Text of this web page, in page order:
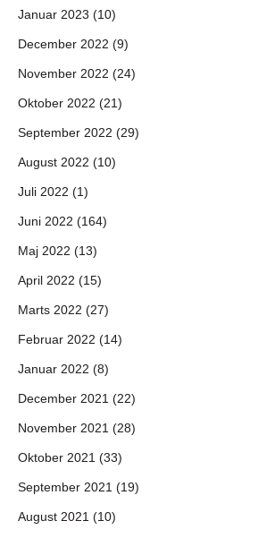
Januar 2023 (10)
December 2022 (9)
November 2022 (24)
Oktober 2022 (21)
September 2022 (29)
August 2022 (10)
Juli 2022 (1)
Juni 2022 (164)
Maj 2022 (13)
April 2022 (15)
Marts 2022 (27)
Februar 2022 (14)
Januar 2022 (8)
December 2021 (22)
November 2021 (28)
Oktober 2021 (33)
September 2021 (19)
August 2021 (10)